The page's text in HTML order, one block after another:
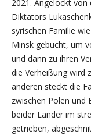
2021. Angelockt von
Diktators
syrischen Familie
Minsk gebucht, um
und dann zu ihren
die Verheißung wird
anderen steckt die
zwischen Polen und
beider Länder im
getrieben,